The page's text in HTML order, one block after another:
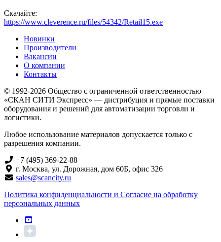
Скачайте:
https://www.cleverence.ru/files/54342/Retail15.exe
Новинки
Производители
Вакансии
О компании
Контакты
© 1992-2026 Общество с ограниченной ответственностью
«СКАН СИТИ Экспресс» — дистрибуция и прямые поставки
оборудования и решений для автоматизации торговли и
логистики.
Любое использование материалов допускается только с
разрешения компании.
+7 (495) 369-22-88
г. Москва, ул. Дорожная, дом 60Б, офис 326
sales@scancity.ru
Политика конфиденциальности и Согласие на обработку
персональных данных